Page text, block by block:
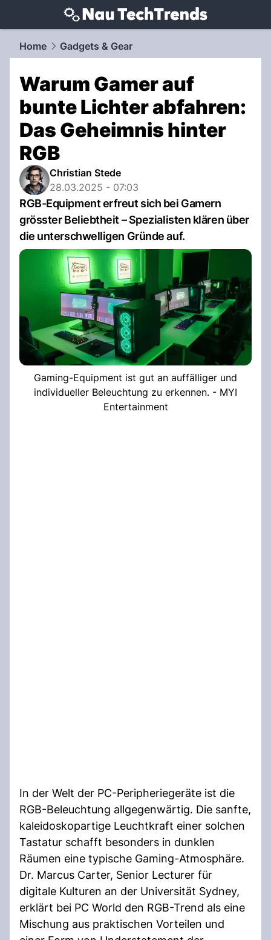
techtrends.NAU.ch
Home Gadgets & Gear
Warum Gamer auf
bunte Lichter abfahren:
Das Geheimnis hinter
RGB
Christian Stede
28.03.2025 - 07:03
RGB-Equipment erfreut sich bei Gamern
grösster Beliebtheit – Spezialisten klären über
die unterschwelligen Gründe auf.
Gaming-Equipment ist gut an auffälliger und
individueller Beleuchtung zu erkennen. - MYI
Entertainment
In der Welt der PC-Peripheriegeräte ist die
RGB-Beleuchtung allgegenwärtig. Die sanfte,
kaleidoskopartige Leuchtkraft einer solchen
Tastatur schafft besonders in dunklen
Räumen eine typische Gaming-Atmosphäre.
Dr. Marcus Carter, Senior Lecturer für
digitale Kulturen an der Universität Sydney,
erklärt bei PC World den RGB-Trend als eine
Mischung aus praktischen Vorteilen und